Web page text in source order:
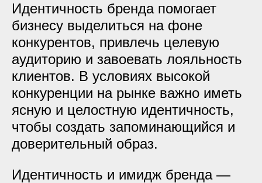
Идентичность бренда помогает
бизнесу выделиться на фоне
конкурентов, привлечь целевую
аудиторию и завоевать лояльность
клиентов. В условиях высокой
конкуренции на рынке важно иметь
ясную и целостную идентичность,
чтобы создать запоминающийся и
доверительный образ.
Идентичность и имидж бренда —